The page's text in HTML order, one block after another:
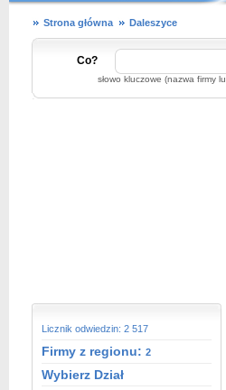
Strona główna Daleszyce
Co?
słowo kluczowe (nazwa firmy
Licznik odwiedzin: 2 517
Firmy z regionu: 2
Wybierz Dział